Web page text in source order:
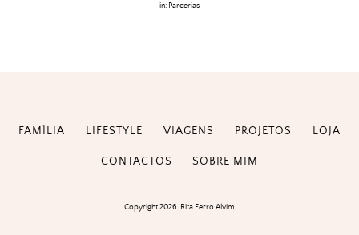
in: Parcerias
FAMÍLIA LIFESTYLE VIAGENS PROJETOS LOJA
CONTACTOS SOBRE MIM
Copyright 2026. Rita Ferro Alvim